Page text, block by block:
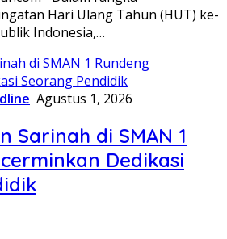
Hari Ulang Tahun (HUT) ke-
Indonesia,…
Agustus 1, 2026
Sarinah di SMAN 1
Dedikasi